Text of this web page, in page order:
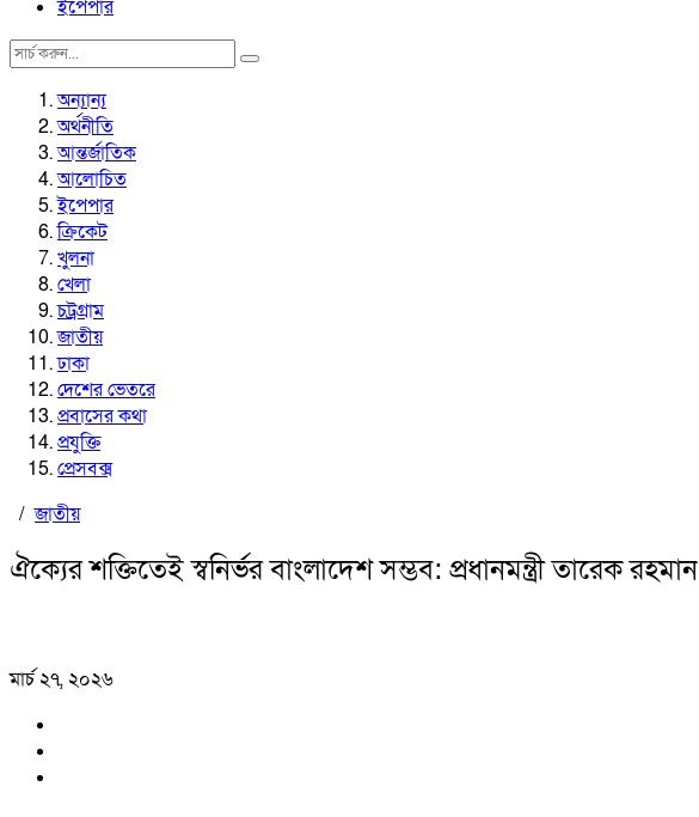
ইপেপার
অন্যান্য
অর্থনীতি
আন্তর্জাতিক
আলোচিত
ইপেপার
ক্রিকেট
খুলনা
খেলা
চট্রগ্রাম
জাতীয়
ঢাকা
দেশের ভেতরে
প্রবাসের কথা
প্রযুক্তি
প্রেসবক্স
/জাতীয়
ঐক্যের শক্তিতেই স্বনির্ভর বাংলাদেশ সম্ভব: প্রধানমন্ত্রী তারেক রহমান
মার্চ ২৭, ২০২৬